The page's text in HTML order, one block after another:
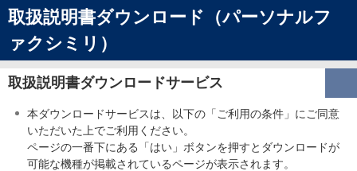
取扱説明書ダウンロード（パーソナルフ
ァクシミリ）
取扱説明書ダウンロードサービス
本ダウンロードサービスは、以下の「ご利用の条件」にご同意
いただいた上でご利用ください。
ページの一番下にある「はい」ボタンを押すとダウンロードが
可能な機種が掲載されているページが表示されます。